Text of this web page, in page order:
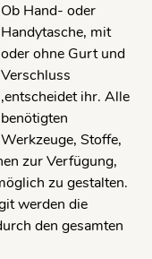
Ob Hand- oder
Handytasche, mit
oder ohne Gurt und
Verschluss
,entscheidet ihr. Alle
benötigten
Werkzeuge, Stoffe,
zur Verfügung,
zu gestalten.
werden die
den gesamten